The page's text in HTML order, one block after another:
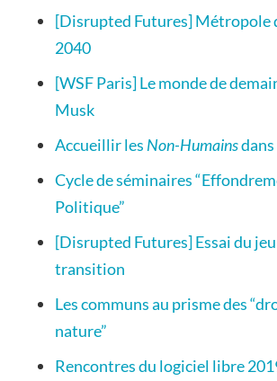
[Disrupted Futures] Métropole
2040
[WSF Paris] Le monde de
Musk
Accueillir les Non-Humainsdans
Cycle de séminaires
Politique”
[Disrupted Futures] Essai du jeu
transition
Les communs au prisme des
nature”
Rencontres du logiciel libre